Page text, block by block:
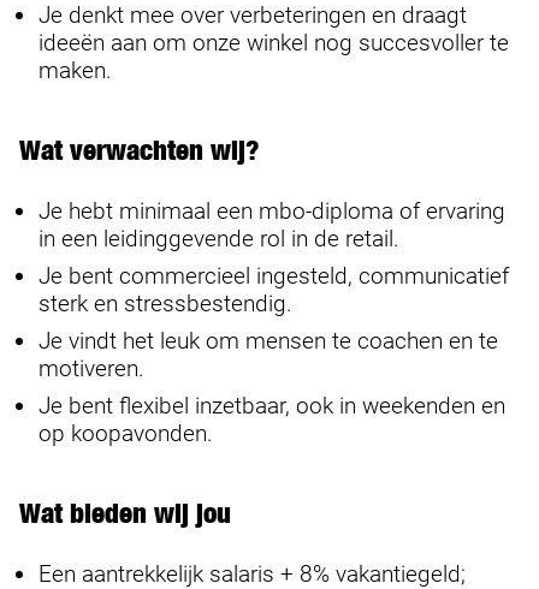
Je denkt mee over verbeteringen en draagt
ideeën aan om onze winkel nog succesvoller te
maken.
Wat verwachten wij?
Je hebt minimaal een mbo-diploma of ervaring
in een leidinggevende rol in de retail.
Je bent commercieel ingesteld, communicatief
sterk en stressbestendig.
Je vindt het leuk om mensen te coachen en te
motiveren.
Je bent flexibel inzetbaar, ook in weekenden en
op koopavonden.
Wat bieden wij jou
Een aantrekkelijk salaris + 8% vakantiegeld;